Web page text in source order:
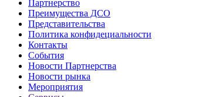
Партнерство
Преимущества ДСО
Представительства
Политика конфидециальности
Контакты
События
Новости Партнерства
Новости рынка
Мероприятия